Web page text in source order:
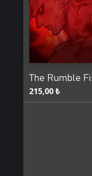
At the dawn of the
began
poured into
biggest shopping
century. It was
And now, in an
The Rumble
215,00 ₺